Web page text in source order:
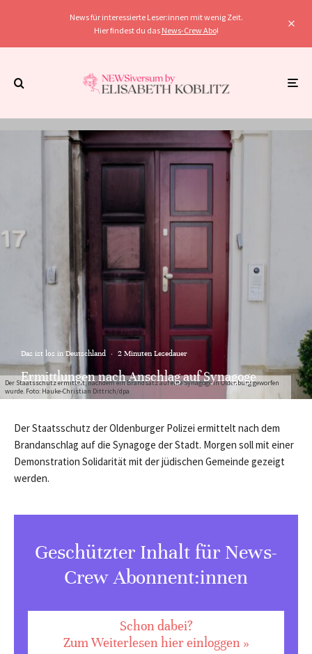
News für interessierte Leser:innen mit wenig Zeit.
Hier findest du das News-Crew Abo!
Der Staatsschutz ermittelt, nachdem ein Brandsatz auf eine Synagoge in Oldenburg geworfen
wurde. Foto: Hauke-Christian Dittrich/dpa
Das ist los in Deutschland · 2 Minuten Lesedauer
Ermittlungen nach Anschlag auf Synagoge
Der Staatsschutz der Oldenburger Polizei ermittelt nach dem
Brandanschlag auf die Synagoge der Stadt. Morgen soll mit einer
Demonstration Solidarität mit der jüdischen Gemeinde gezeigt
werden.
Geschützter Inhalt für News-
Crew Abonnent:innen
Schon dabei?
Zum Weiterlesen hier einloggen »